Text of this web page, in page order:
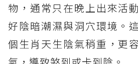
物，通常只在晚上出來活
好陰暗潮濕與洞穴環境。
個生肖天生陰氣稍重，更